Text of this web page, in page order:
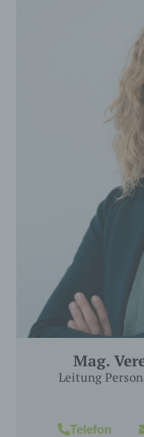
Mag.
Leitung
Telefon